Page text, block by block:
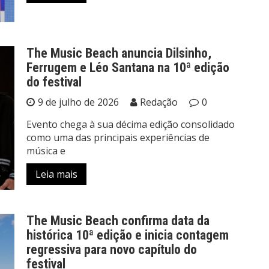
The Music Beach anuncia Dilsinho,
Ferrugem e Léo Santana na 10ª edição
do festival
9 de julho de 2026 Redação
0
Evento chega à sua décima edição consolidado
como uma das principais experiências de
música e
Leia mais
The Music Beach confirma data da
histórica 10ª edição e inicia contagem
regressiva para novo capítulo do
festival